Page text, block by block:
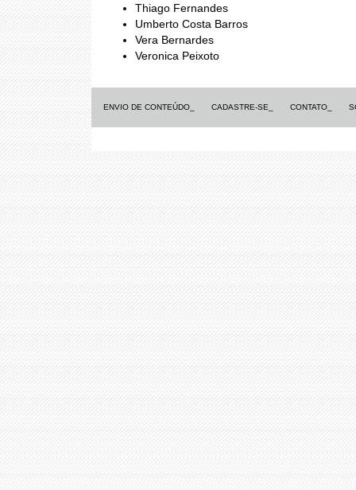
Thiago Fernandes
Umberto Costa Barros
Vera Bernardes
Veronica Peixoto
ENVIO DE CONTEÚDO_ CADASTRE-SE_ CONTATO_